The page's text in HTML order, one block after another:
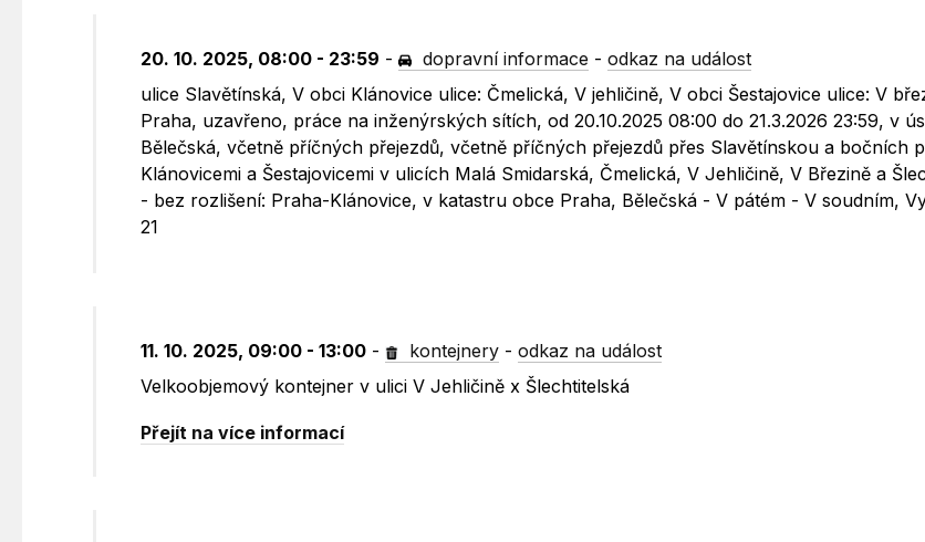
20. 10. 2025, 08:00 - 23:59 - dopravní informace -odkaz na událost
ulice Slavětínská, V obci Klánovice ulice: Čmelická, V jehličině, V obci Šestajovice ulice: V
Praha, uzavřeno, práce na inženýrských sítích, od 20.10.2025 08:00 do 21.3.2026 23:59, v
Bělečská, včetně příčných přejezdů, včetně příčných přejezdů přes Slavětínskou a bočních
Klánovicemi a Šestajovicemi v ulicích Malá Smidarská, Čmelická, V Jehličině, V Březině a
- bez rozlišení: Praha-Klánovice, v katastru obce Praha, Bělečská - V pátém - V soudním,
21
11. 10. 2025, 09:00 - 13:00 - kontejnery -odkaz na událost
Velkoobjemový kontejner v ulici V Jehličině x Šlechtitelská
Přejít na více informací